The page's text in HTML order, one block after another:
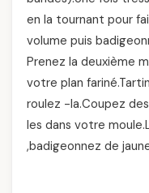
en la tournant pour
volume puis
Prenez la deuxième
votre plan
roulez -la.Coupez
les dans votre
,badigeonnez de